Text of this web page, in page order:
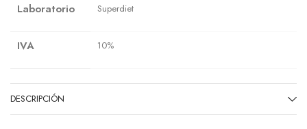
Laboratorio Superdiet
IVA 10%
DESCRIPCIÓN